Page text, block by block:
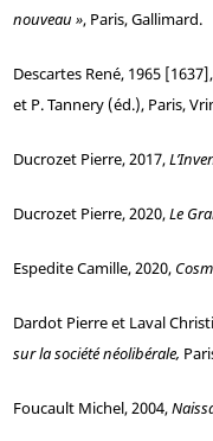
nouveau », Paris, Gallimard.
DescartesRené, 1965 [1637],
et P. Tannery (éd.), Paris,
DucrozetPierre, 2017,
DucrozetPierre, 2020,Le
EspediteCamille, 2020,
DardotPierre et Laval
sur la société néolibérale,
FoucaultMichel, 2004,